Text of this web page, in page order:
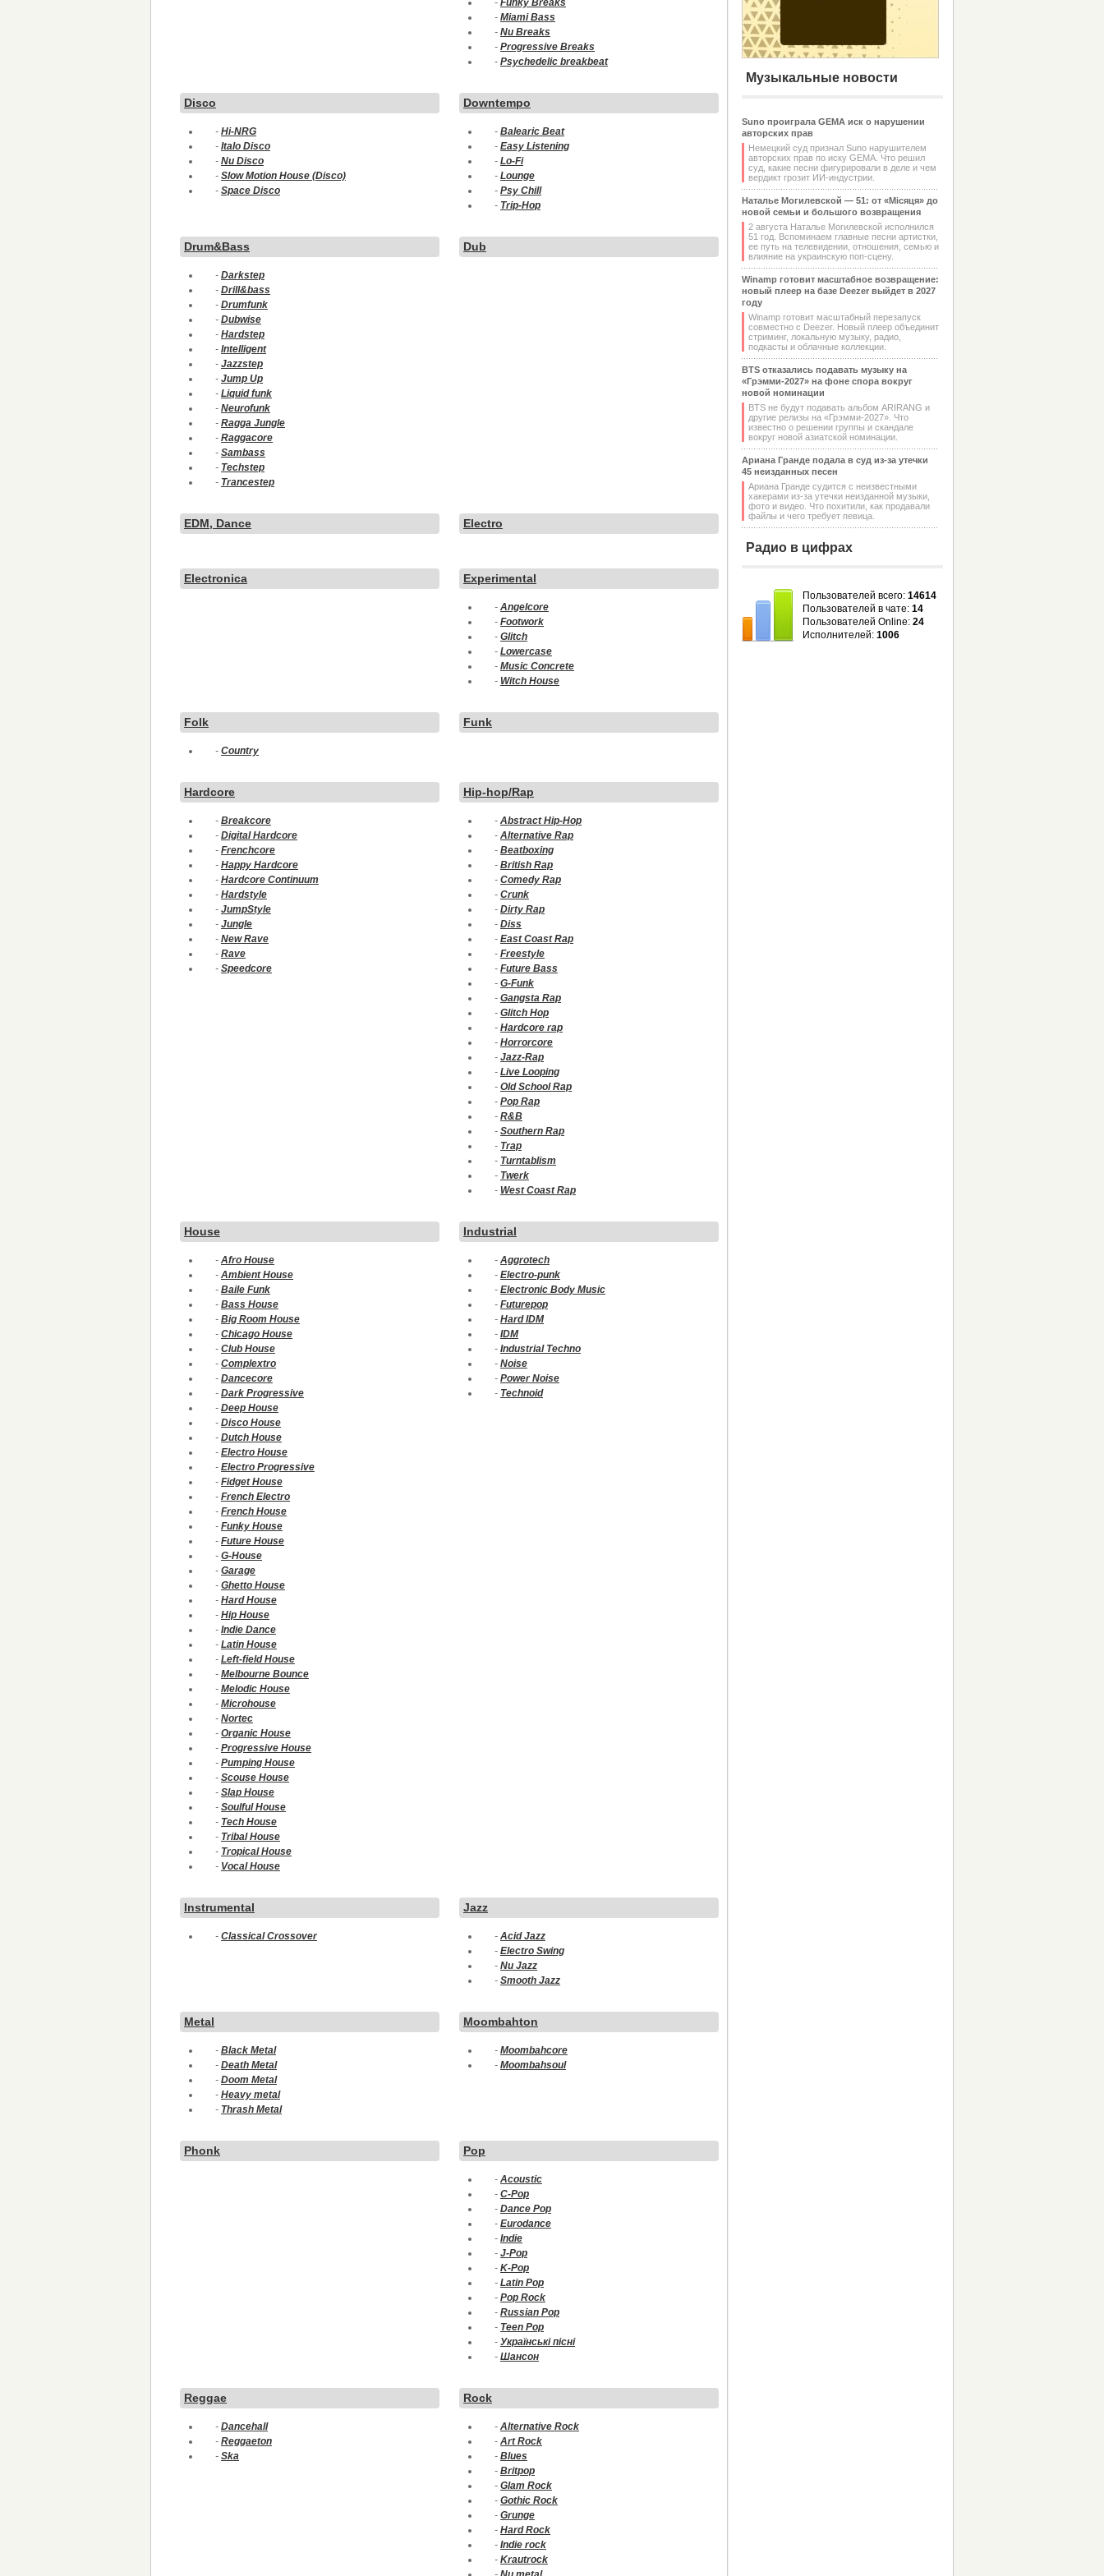
- Funky Breaks
- Miami Bass
- Nu Breaks
- Progressive Breaks
- Psychedelic breakbeat
Disco
- Hi-NRG
- Italo Disco
- Nu Disco
- Slow Motion House (Disco)
- Space Disco
Downtempo
- Balearic Beat
- Easy Listening
- Lo-Fi
- Lounge
- Psy Chill
- Trip-Hop
Drum&Bass
- Darkstep
- Drill&bass
- Drumfunk
- Dubwise
- Hardstep
- Intelligent
- Jazzstep
- Jump Up
- Liquid funk
- Neurofunk
- Ragga Jungle
- Raggacore
- Sambass
- Techstep
- Trancestep
Dub
EDM, Dance Electro
Electronica Experimental
- Angelcore
- Footwork
- Glitch
- Lowercase
- Music Concrete
- Witch House
Folk
- Country
Funk
Hardcore
- Breakcore
- Digital Hardcore
- Frenchcore
- Happy Hardcore
- Hardcore Continuum
- Hardstyle
- JumpStyle
- Jungle
- New Rave
- Rave
- Speedcore
Hip-hop/Rap
- Abstract Hip-Hop
- Alternative Rap
- Beatboxing
- British Rap
- Comedy Rap
- Crunk
- Dirty Rap
- Diss
- East Coast Rap
- Freestyle
- Future Bass
- G-Funk
- Gangsta Rap
- Glitch Hop
- Hardcore rap
- Horrorcore
- Jazz-Rap
- Live Looping
- Old School Rap
- Pop Rap
- R&B
- Southern Rap
- Trap
- Turntablism
- Twerk
- West Coast Rap
House
- Afro House
- Ambient House
- Baile Funk
- Bass House
- Big Room House
- Chicago House
- Club House
- Complextro
- Dancecore
- Dark Progressive
- Deep House
- Disco House
- Dutch House
- Electro House
- Electro Progressive
- Fidget House
- French Electro
- French House
- Funky House
- Future House
- G-House
- Garage
- Ghetto House
- Hard House
- Hip House
- Indie Dance
- Latin House
- Left-field House
- Melbourne Bounce
- Melodic House
- Microhouse
- Nortec
- Organic House
- Progressive House
- Pumping House
- Scouse House
- Slap House
- Soulful House
- Tech House
- Tribal House
- Tropical House
- Vocal House
Industrial
- Aggrotech
- Electro-punk
- Electronic Body Music
- Futurepop
- Hard IDM
- IDM
- Industrial Techno
- Noise
- Power Noise
- Technoid
Instrumental
- Classical Crossover
Jazz
- Acid Jazz
- Electro Swing
- Nu Jazz
- Smooth Jazz
Metal
- Black Metal
- Death Metal
- Doom Metal
- Heavy metal
- Thrash Metal
Moombahton
- Moombahcore
- Moombahsoul
Phonk Pop
- Acoustic
- C-Pop
- Dance Pop
- Eurodance
- Indie
- J-Pop
- K-Pop
- Latin Pop
- Pop Rock
- Russian Pop
- Teen Pop
- Українські пісні
- Шансон
Reggae
- Dancehall
- Reggaeton
- Ska
Rock
- Alternative Rock
- Art Rock
- Blues
- Britpop
- Glam Rock
- Gothic Rock
- Grunge
- Hard Rock
- Indie rock
- Krautrock
Музыкальные новости
Suno проиграла GEMA иск о нарушении
авторских прав
Немецкий суд признал Suno нарушителем
авторских прав по иску GEMA. Что решил
суд, какие песни фигурировали в деле и чем
вердикт грозит ИИ-индустрии.
Наталье Могилевской — 51: от «Місяця» до
новой семьи и большого возвращения
2 августа Наталье Могилевской исполнился
51 год. Вспоминаем главные песни артистки,
ее путь на телевидении, отношения, семью и
влияние на украинскую поп-сцену.
Winamp готовит масштабное возвращение:
новый плеер на базе Deezer выйдет в 2027
году
Winamp готовит масштабный перезапуск
совместно с Deezer. Новый плеер объединит
стриминг, локальную музыку, радио,
подкасты и облачные коллекции.
BTS отказались подавать музыку на
«Грэмми-2027» на фоне спора вокруг
новой номинации
BTS не будут подавать альбом ARIRANG и
другие релизы на «Грэмми-2027». Что
известно о решении группы и скандале
вокруг новой азиатской номинации.
Ариана Гранде подала в суд из-за утечки
45 неизданных песен
Ариана Гранде судится с неизвестными
хакерами из-за утечки неизданной музыки,
фото и видео. Что похитили, как продавали
файлы и чего требует певица.
Радио в цифрах
Пользователей всего: 14614
Пользователей в чате: 14
Пользователей Online: 24
Исполнителей: 1006